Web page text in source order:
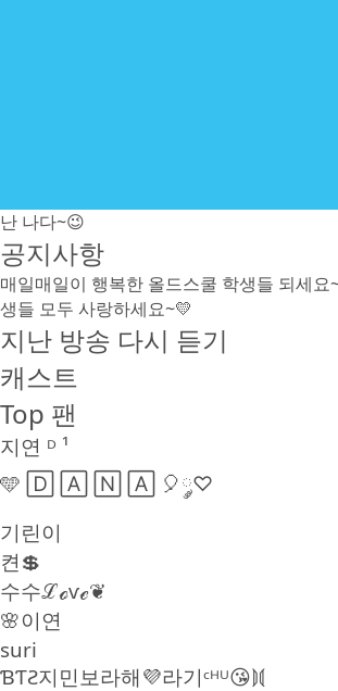
난 나다~😉
공지사항
매일매일이 행복한 올드스쿨 학생들 되세
생들 모두 사랑하세요~💛
지난 방송 다시 듣기
캐스트
Top 팬
지연 ᴰ ¹
🩵 🄳 🄰 🄽 🄰 🎈༘♡
기린이
켠💲
수수ℒℴѵℯ❦
🌸이연
suri
ƁƬƧ지민보라해💜라기ᶜᴴᵁ😘⟭⟬